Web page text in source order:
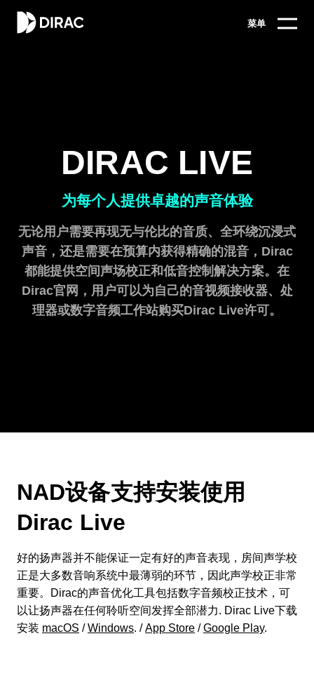
菜单
DIRAC LIVE
为每个人提供卓越的声音体验
无论用户需要再现无与伦比的音质、全环绕沉浸式
声音，还是需要在预算内获得精确的混音，Dirac
都能提供空间声场校正和低音控制解决方案。在
Dirac官网，用户可以为自己的音视频接收器、处
理器或数字音频工作站购买Dirac Live许可。
NAD设备支持安装使用
Dirac Live
好的扬声器并不能保证一定有好的声音表现，房间声学校
正是大多数音响系统中最薄弱的环节，因此声学校正非常
重要。Dirac的声音优化工具包括数字音频校正技术，可
以让扬声器在任何聆听空间发挥全部潜力. Dirac Live下载
安装 macOS /Windows. /App Store /Google Play.